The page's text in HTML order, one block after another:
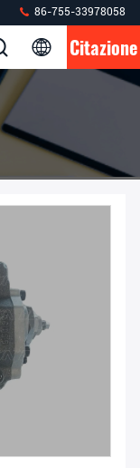
86-755-33978058
Citazione